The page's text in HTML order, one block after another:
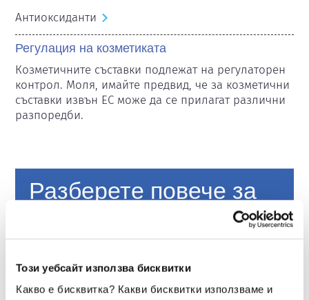
Този уебсайт използва бисквитки
Какво е бисквитка? Какви бисквитки използваме и
Антиоксиданти
Регулация на козметиката
Козметичните съставки подлежат на регулаторен
контрол. Моля, имайте предвид, че за козметични
съставки извън ЕС може да се прилагат различни
разпоредби.
Разберете повече за
козметиката в Европа?
Строгите закони гарантират, че козметиката